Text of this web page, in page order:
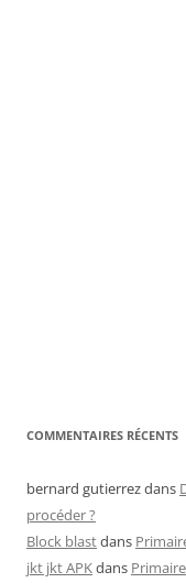
COMMENTAIRES RÉCENTS
bernard gutierrezdans
procéder ?
Block blastdans
jkt jkt APKdans